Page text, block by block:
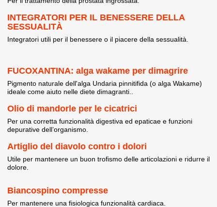
INTEGRATORI PER IL BENESSERE DELLA
SESSUALITÀ
Integratori utili per il benessere o il piacere della sessualità.
FUCOXANTINA: alga wakame per dimagrire
Pigmento naturale dell'alga Undaria pinnitifida (o alga Wakame)
ideale come aiuto nelle diete dimagranti..
Olio di mandorle per le cicatrici
Per una corretta funzionalità digestiva ed epaticae e funzioni
depurative dell’organismo.
Artiglio del diavolo contro i dolori
Utile per mantenere un buon trofismo delle articolazioni e ridurre il
dolore.
Biancospino compresse
Per mantenere una fisiologica funzionalità cardiaca.